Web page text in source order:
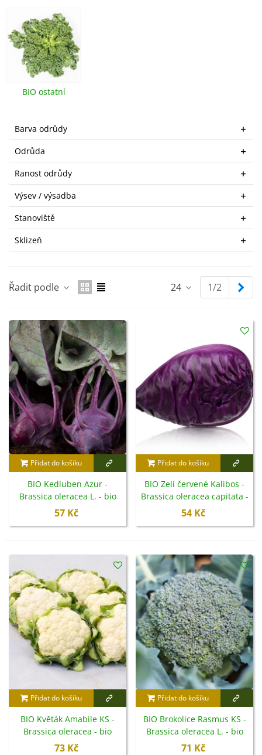
BIO ostatní
Barva odrůdy
Odrůda
Ranost odrůdy
Výsev / výsadba
Stanoviště
Sklizeň
Řadit podle 24 1/2
Přidat do košíku
BIO Kedluben Azur -
Brassica oleracea L. - bio
semena - 50 ks
57 Kč
Přidat do košíku
BIO Zelí červené Kalibos -
Brassica oleracea capitata -
bio semena - 30 ks
54 Kč
Přidat do košíku
BIO Květák Amabile KS -
Brassica oleracea - bio
semena - 20 ks
73 Kč
Přidat do košíku
BIO Brokolice Rasmus KS -
Brassica oleracea L. - bio
semena - 20 ks
71 Kč